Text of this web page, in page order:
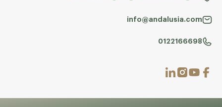
info@andalusia.com
0122166698